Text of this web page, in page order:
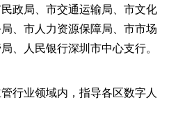
政局、市交通运输局、市文化
、市人力资源保障局、市市场
、人民银行深圳市中心支行。
行业领域内，指导各区数字人